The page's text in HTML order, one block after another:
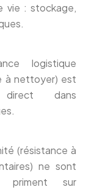
vie : stockage,
logistique
à nettoyer) est
direct dans
(résistance à
ne sont
priment sur